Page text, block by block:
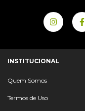
INSTITUCIONAL
Quem Somos
Termos de Uso